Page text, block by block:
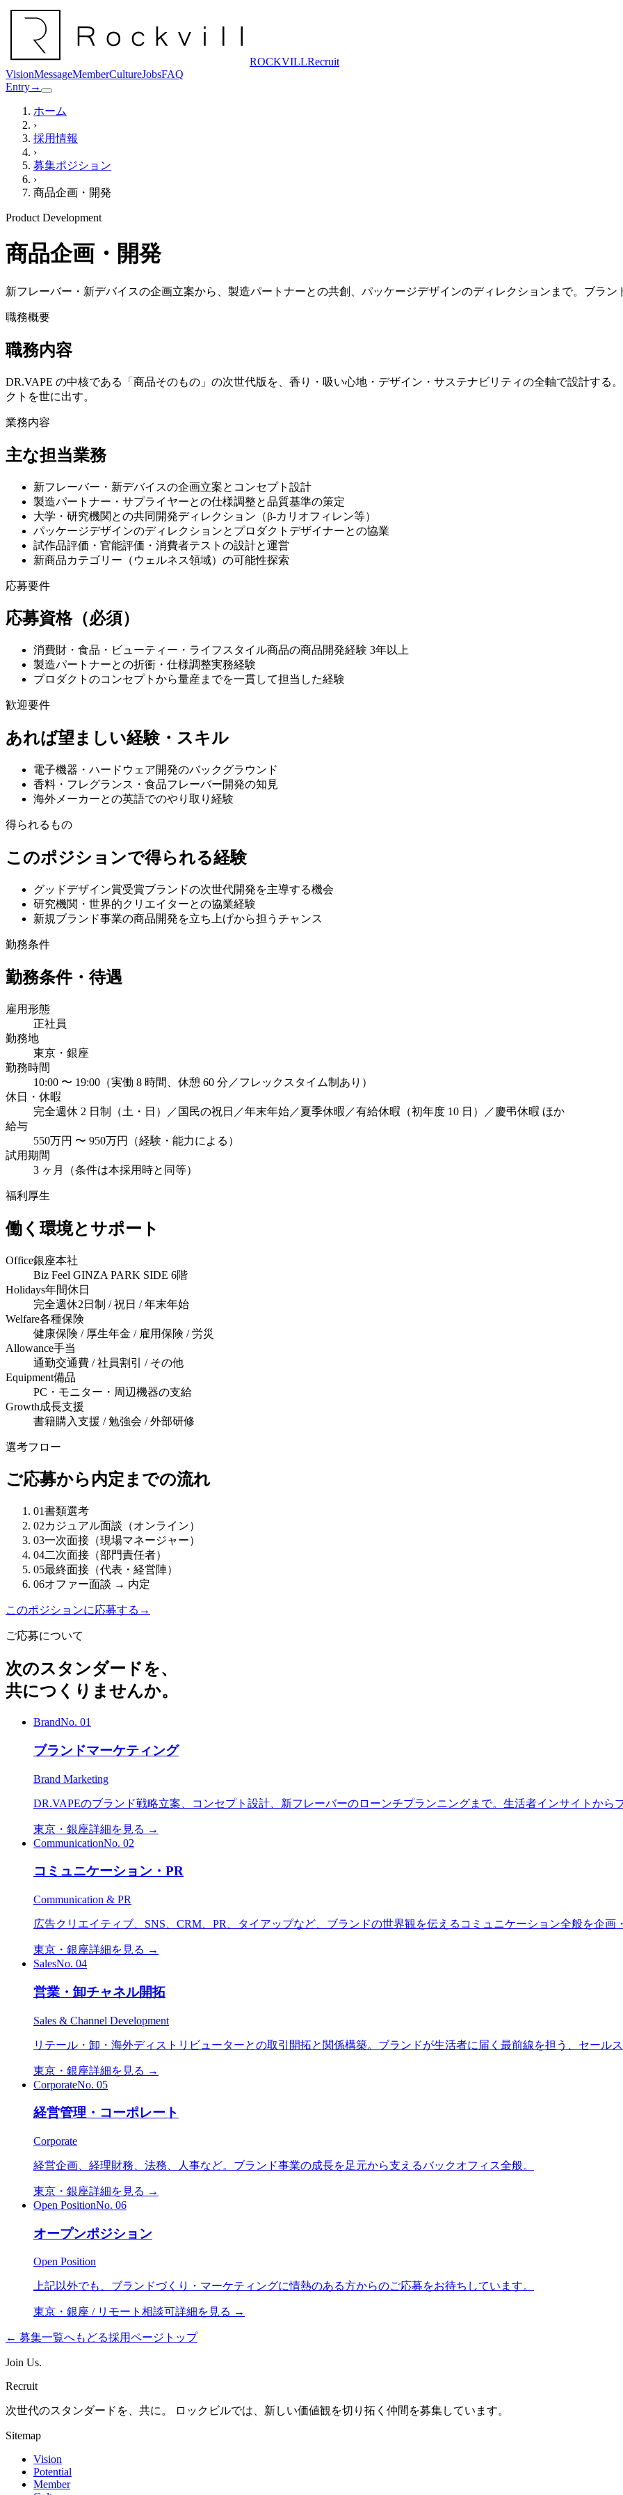
ROCKVILLRecruit
VisionMessageMemberCultureJobsFAQ
Entry→
ホーム
›
採用情報
›
募集ポジション
›
商品企画・開発
Product Development
商品企画・開発
新フレーバー・新デバイスの企画立案から、製造パートナーとの共創、パッケージデザインのディレクションまで。ブラン
職務概要
職務内容
DR.VAPE の中核である「商品そのもの」の次世代版を、香り・吸い心地・デザイン・サステナビリティの全軸で設計する
クトを世に出す。
業務内容
主な担当業務
新フレーバー・新デバイスの企画立案とコンセプト設計
製造パートナー・サプライヤーとの仕様調整と品質基準の策定
大学・研究機関との共同開発ディレクション（β-カリオフィレン等）
パッケージデザインのディレクションとプロダクトデザイナーとの協業
試作品評価・官能評価・消費者テストの設計と運営
新商品カテゴリー（ウェルネス領域）の可能性探索
応募要件
応募資格（必須）
消費財・食品・ビューティー・ライフスタイル商品の商品開発経験 3年以上
製造パートナーとの折衝・仕様調整実務経験
プロダクトのコンセプトから量産までを一貫して担当した経験
歓迎要件
あれば望ましい経験・スキル
電子機器・ハードウェア開発のバックグラウンド
香料・フレグランス・食品フレーバー開発の知見
海外メーカーとの英語でのやり取り経験
得られるもの
このポジションで得られる経験
グッドデザイン賞受賞ブランドの次世代開発を主導する機会
研究機関・世界的クリエイターとの協業経験
新規ブランド事業の商品開発を立ち上げから担うチャンス
勤務条件
勤務条件・待遇
雇用形態
正社員
勤務地
東京・銀座
勤務時間
10:00 〜 19:00（実働 8 時間、休憩 60 分／フレックスタイム制あり）
休日・休暇
完全週休 2 日制（土・日）／国民の祝日／年末年始／夏季休暇／有給休暇（初年度 10 日）／慶弔休暇 ほか
給与
550万円 〜 950万円（経験・能力による）
試用期間
3 ヶ月（条件は本採用時と同等）
福利厚生
働く環境とサポート
Office銀座本社
Biz Feel GINZA PARK SIDE 6階
Holidays年間休日
完全週休2日制 / 祝日 / 年末年始
Welfare各種保険
健康保険 / 厚生年金 / 雇用保険 / 労災
Allowance手当
通勤交通費 / 社員割引 / その他
Equipment備品
PC・モニター・周辺機器の支給
Growth成長支援
書籍購入支援 / 勉強会 / 外部研修
選考フロー
ご応募から内定までの流れ
01書類選考
02カジュアル面談（オンライン）
03一次面接（現場マネージャー）
04二次面接（部門責任者）
05最終面接（代表・経営陣）
06オファー面談 → 内定
このポジションに応募する →
ご応募について
次のスタンダードを、
共につくりませんか。
BrandNo. 01
ブランドマーケティング
Brand Marketing
DR.VAPEのブランド戦略立案、コンセプト設計、新フレーバーのローンチプランニングまで。生活者インサイトから
東京・銀座詳細を見る →
CommunicationNo. 02
コミュニケーション・PR
Communication & PR
広告クリエイティブ、SNS、CRM、PR、タイアップなど、ブランドの世界観を伝えるコミュニケーション全般を企画
東京・銀座詳細を見る →
SalesNo. 04
営業・卸チャネル開拓
Sales & Channel Development
リテール・卸・海外ディストリビューターとの取引開拓と関係構築。ブランドが生活者に届く最前線を担う、セールス
東京・銀座詳細を見る →
CorporateNo. 05
経営管理・コーポレート
Corporate
経営企画、経理財務、法務、人事など。ブランド事業の成長を足元から支えるバックオフィス全般。
東京・銀座詳細を見る →
Open PositionNo. 06
オープンポジション
Open Position
上記以外でも、ブランドづくり・マーケティングに情熱のある方からのご応募をお待ちしています。
東京・銀座 / リモート相談可詳細を見る →
← 募集一覧へもどる採用ページトップ
Join Us.
Recruit
次世代のスタンダードを、共に。 ロックビルでは、新しい価値観を切り拓く仲間を募集しています。
Sitemap
Vision
Potential
Member